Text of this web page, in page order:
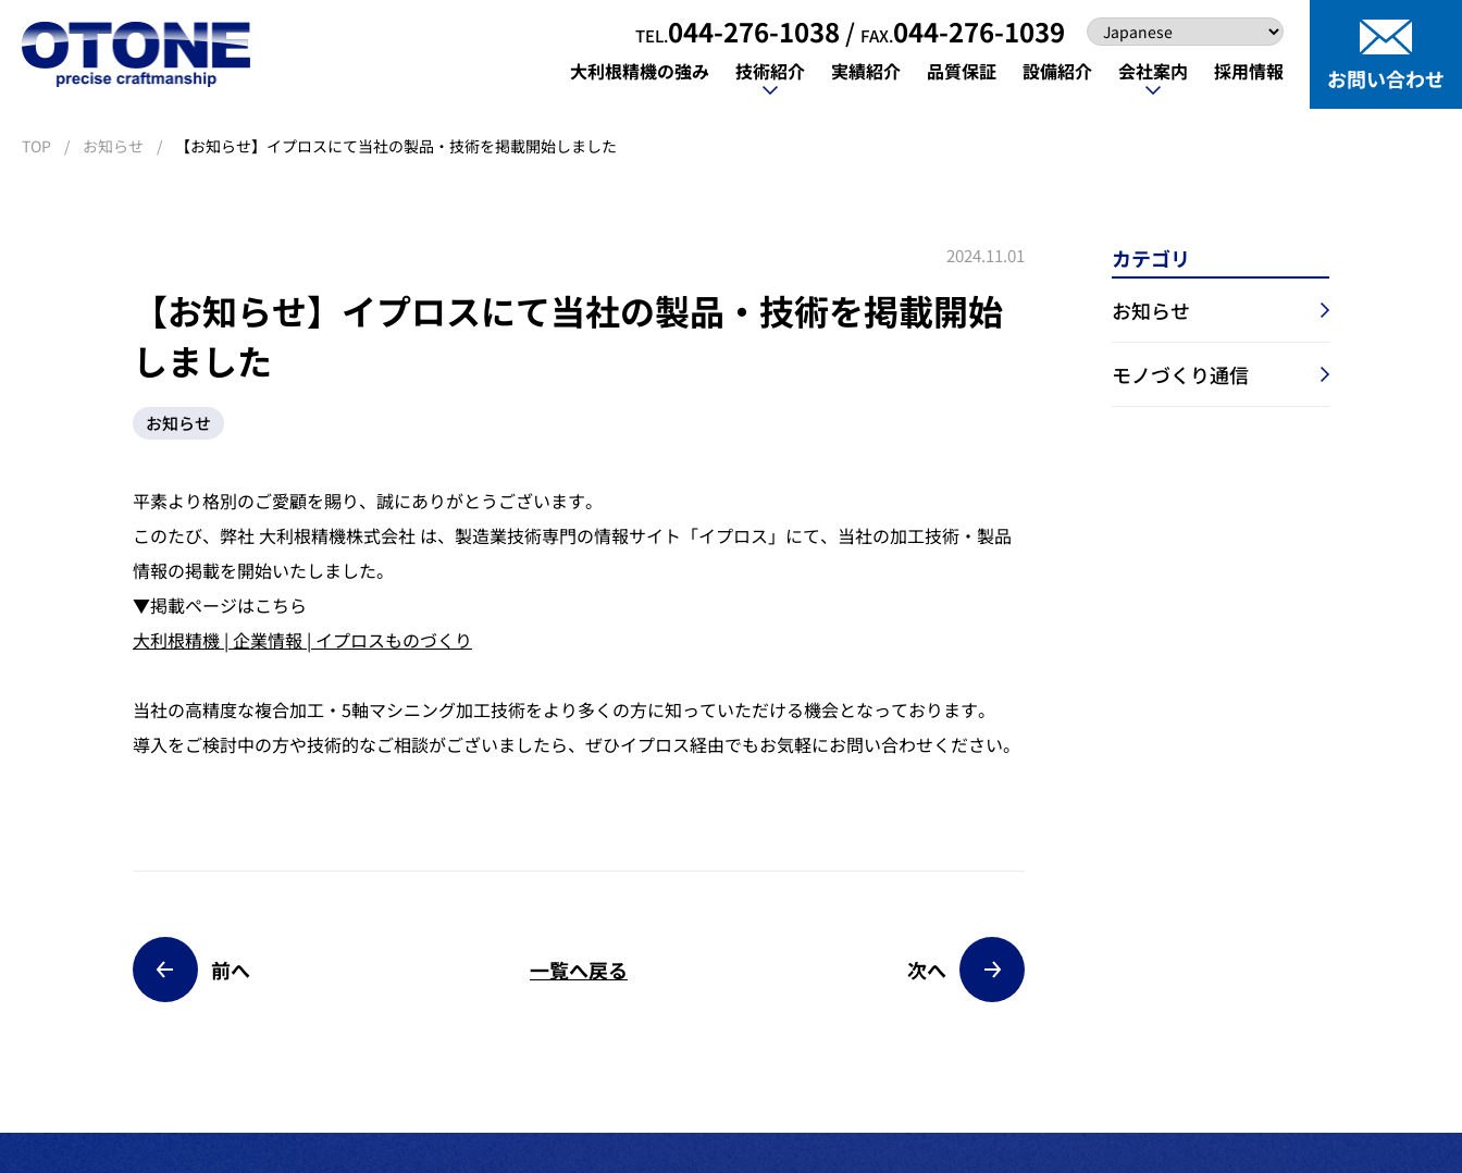
TEL.044-276-1038 / FAX.044-276-1039
大利根精機の強み
技術紹介
NC旋盤加工
NC旋盤加工
マシニングセンタ加工
マシニングセンタ加工
複合加工
複合加工
3D形状加工
3D形状加工
同時5軸加工
実績紹介
品質保証
設備紹介
会社案内
会社案内
製作の流れ
製作の流れ
採用情報
お問い合わせ
お問い合わせ
TOP お知らせ 【お知らせ】イプロスにて当社の製品・技術を掲載開始しました
2024.11.01
【お知らせ】イプロスにて当社の製品・技術を掲載開始
しました
お知らせ
平素より格別のご愛顧を賜り、誠にありがとうございます。
このたび、弊社 大利根精機株式会社 は、製造業技術専門の情報サイト「イプロス」にて、当社の加工技術・製品
情報の掲載を開始いたしました。
▼掲載ページはこちら
大利根精機 | 企業情報 | イプロスものづくり
当社の高精度な複合加工・5軸マシニング加工技術をより多くの方に知っていただける機会となっております。
導入をご検討中の方や技術的なご相談がございましたら、ぜひイプロス経由でもお気軽にお問い合わせください。
前へ 一覧へ戻る 次へ
カテゴリ
お知らせ
モノづくり通信